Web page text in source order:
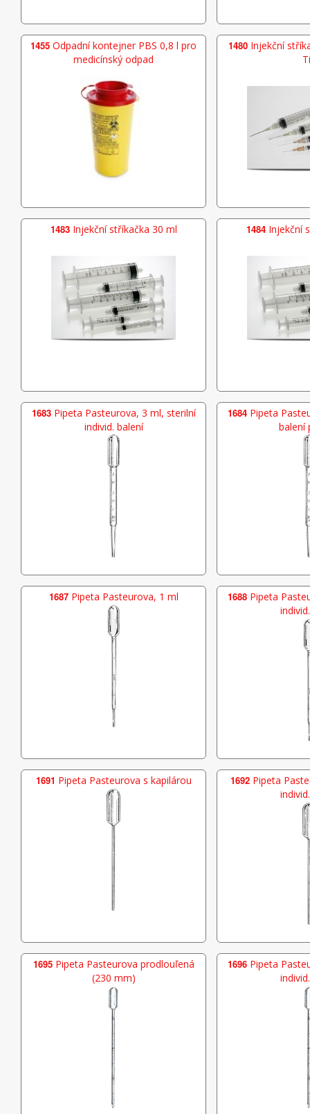
1455 Odpadní kontejner PBS 0,8 l pro
medicínský odpad
1480 Injekční
1483Injekční stříkačka 30 ml 1484Injekční
1683Pipeta Pasteurova, 3 ml, sterilní
individ. balení
1684Pipeta
balení
1687Pipeta Pasteurova, 1 ml 1688Pipeta
1691 Pipeta Pasteurova s kapilárou 1692Pipeta
1695Pipeta Pasteurova prodlouľená
(230 mm)
1696Pipeta